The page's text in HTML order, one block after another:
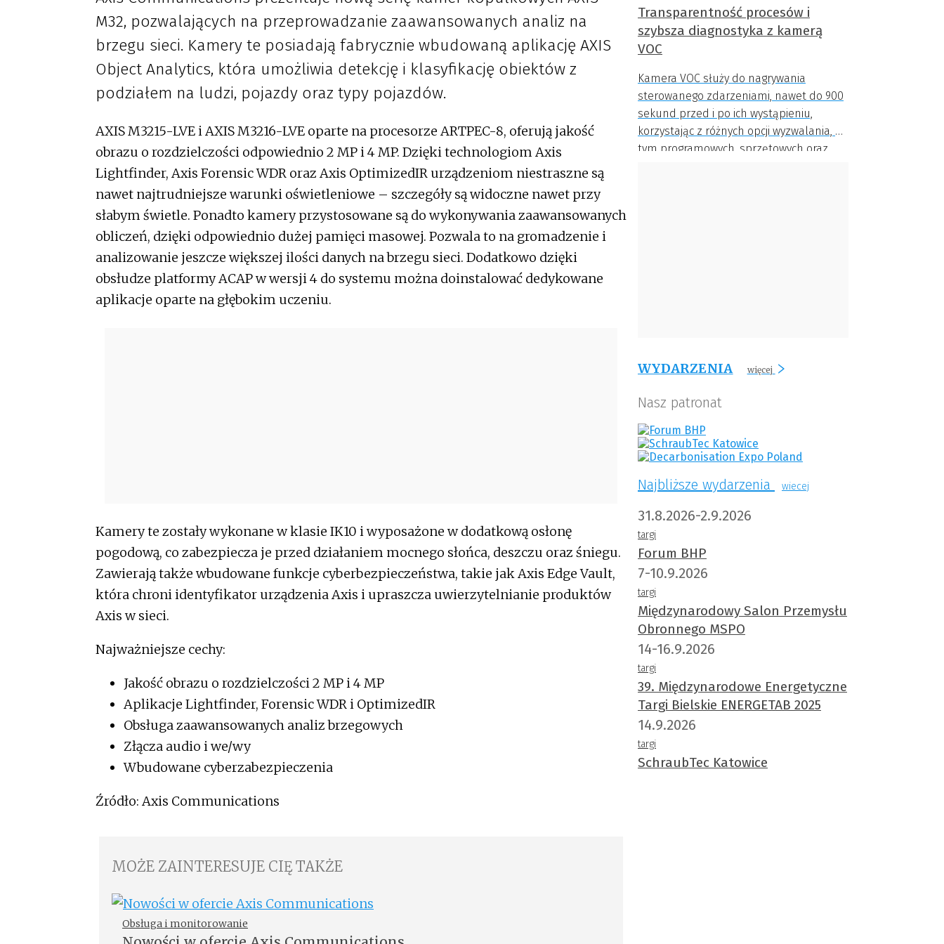
M32, pozwalających na przeprowadzanie zaawansowanych analiz na
brzegu sieci. Kamery te posiadają fabrycznie wbudowaną aplikację AXIS
Object Analytics, która umożliwia detekcję i klasyfikację obiektów z
podziałem na ludzi, pojazdy oraz typy pojazdów.
AXIS M3215-LVE i AXIS M3216-LVE oparte na procesorze ARTPEC-8, oferują jakość
obrazu o rozdzielczości odpowiednio 2 MP i 4 MP. Dzięki technologiom Axis
Lightfinder, Axis Forensic WDR oraz Axis OptimizedIR urządzeniom niestraszne są
nawet najtrudniejsze warunki oświetleniowe – szczegóły są widoczne nawet przy
słabym świetle. Ponadto kamery przystosowane są do wykonywania zaawansowanych
obliczeń, dzięki odpowiednio dużej pamięci masowej. Pozwala to na gromadzenie i
analizowanie jeszcze większej ilości danych na brzegu sieci. Dodatkowo dzięki
obsłudze platformy ACAP w wersji 4 do systemu można doinstalować dedykowane
aplikacje oparte na głębokim uczeniu.
Kamery te zostały wykonane w klasie IK10 i wyposażone w dodatkową osłonę
pogodową, co zabezpiecza je przed działaniem mocnego słońca, deszczu oraz śniegu.
Zawierają także wbudowane funkcje cyberbezpieczeństwa, takie jak Axis Edge Vault,
która chroni identyfikator urządzenia Axis i upraszcza uwierzytelnianie produktów
Axis w sieci.
Najważniejsze cechy:
Jakość obrazu o rozdzielczości 2 MP i 4 MP
Aplikacje Lightfinder, Forensic WDR i OptimizedIR
Obsługa zaawansowanych analiz brzegowych
Złącza audio i we/wy
Wbudowane cyberzabezpieczenia
Źródło: Axis Communications
MOŻE ZAINTERESUJE CIĘ TAKŻE
Obsługa i monitorowanie
Transparentność procesów i
szybsza diagnostyka z kamerą
VOC
Kamera VOC służy do nagrywania
sterowanego zdarzeniami, nawet do 900
sekund przed i po ich wystąpieniu,
korzystając z różnych opcji wyzwalania, w
tym programowych, sprzętowych oraz
WYDARZENIA więcej
Nasz patronat
Najbliższe wydarzenia wiecej
31.8.2026-2.9.2026
targi
Forum BHP
7-10.9.2026
targi
Międzynarodowy Salon Przemysłu
Obronnego MSPO
14-16.9.2026
targi
39. Międzynarodowe Energetyczne
Targi Bielskie ENERGETAB 2025
14.9.2026
targi
SchraubTec Katowice